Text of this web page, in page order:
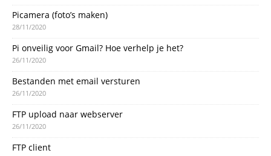
Picamera (foto’s maken)
28/11/2020
Pi onveilig voor Gmail? Hoe verhelp je het?
26/11/2020
Bestanden met email versturen
26/11/2020
FTP upload naar webserver
26/11/2020
FTP client